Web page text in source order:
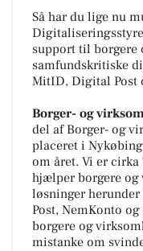
Så har du lige nu
support til borgere
samfundskritiske
MitID, Digital Post
Borger- og
del af Borger- og
placeret i
om året. Vi er
hjælper borgere og
løsninger
Post, NemKonto
borgere og
mistanke om